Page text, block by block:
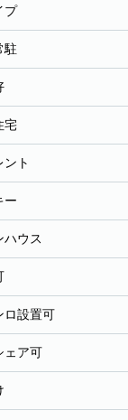
プ
駐
宅
ント
ー
ハウス
ロ設置可
ェア可